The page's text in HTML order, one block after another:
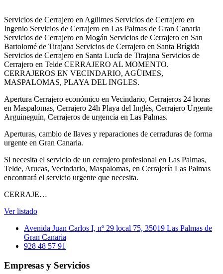
Servicios de Cerrajero en Agüimes Servicios de Cerrajero en
Ingenio Servicios de Cerrajero en Las Palmas de Gran Canaria
Servicios de Cerrajero en Mogán Servicios de Cerrajero en San
Bartolomé de Tirajana Servicios de Cerrajero en Santa Brígida
Servicios de Cerrajero en Santa Lucía de Tirajana Servicios de
Cerrajero en Telde CERRAJERO AL MOMENTO.
CERRAJEROS EN VECINDARIO, AGÜIMES,
MASPALOMAS, PLAYA DEL INGLES.
Apertura Cerrajero económico en Vecindario, Cerrajeros 24 horas
en Maspalomas, Cerrajero 24h Playa del Inglés, Cerrajero Urgente
Arguineguín, Cerrajeros de urgencia en Las Palmas.
Aperturas, cambio de llaves y reparaciones de cerraduras de forma
urgente en Gran Canaria.
Si necesita el servicio de un cerrajero profesional en Las Palmas,
Telde, Arucas, Vecindario, Maspalomas, en Cerrajería Las Palmas
encontrará el servicio urgente que necesita.
CERRAJE…
Ver listado
Avenida Juan Carlos I, nº 29 local 75, 35019 Las Palmas de
Gran Canaria
928 48 57 91
Empresas y Servicios